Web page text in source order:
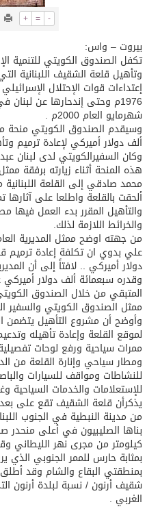
كسوة الكعبة تعتلي البيت
+ = -
بيروت – واس:
تكفل الصندوق الكويتي للتنمية
وتأهيل قلعة الشقيف اللبنانية
إعتداءات قوات الإحتلال
1976م وحتى إندحارها عن
شهرمايو العام 2000م .
وسيقدم الصندوق الكويتي منحة
ألف دولار أميركي لإعادة ترميم
وكان السفيرالكويتي لدى لبنان
هذه المنحة أثناء زيارته برفقة
محمد صادقي إلى القلعة اللبنانية
ألحقت بالقلعة واطلعا على آثارها
والتأهيل المقرر بدء العمل فيها
والخرائط اللازمة لذلك.
من جهته اوضح ممثل المديرية
علي بدوي ان تكلفة إعادة ترميم
دولار أميركي .. لافتاً إلى أن
وقدره سبعمائة ألف دولار
المتبقي من خلال الصندوق
ممثل الصندوق الكويتي والسفير
وأوضح أن مشروع التأهيل يتضمن
لموقع القلعة وإعادة تأهيله
ممرات سياحية ورفع لوحات
ومطار سياحي وإنارة القلعة من
للنشاطات ومواقف للسيارات
للإستعلامات والخدمات السياحية
يذكرأن قلعة الشقيف تقع على بعد
من مدينة النبطية في الجنوب
بمثابة حارس للممر الجنوبي
بمنطقتي البقاع والشام وقد
شقيف أرنون / نسبة لبلدة أرنون
الغربي .